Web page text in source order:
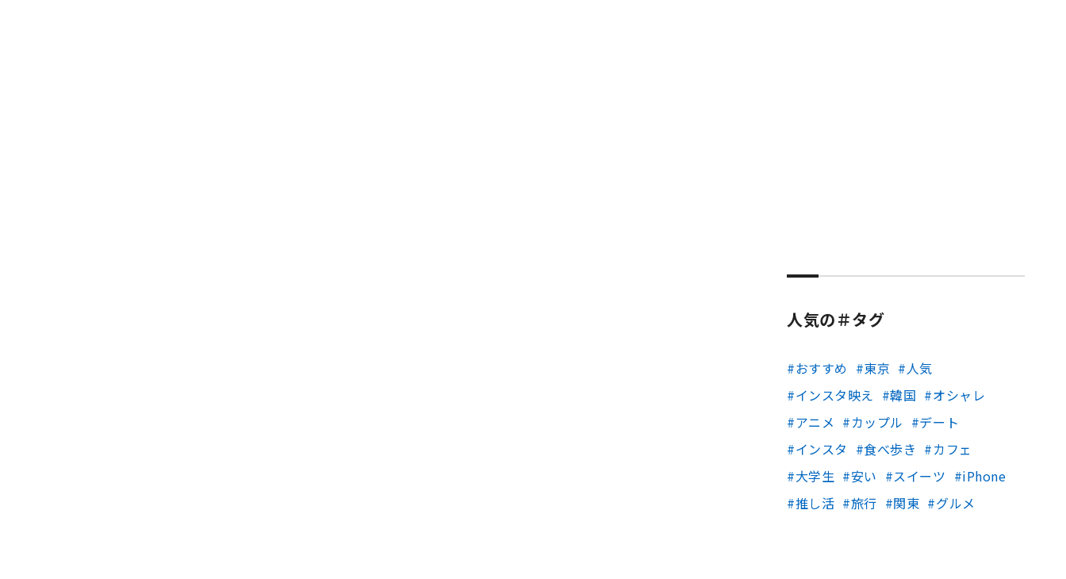
人気の＃タグ
おすすめ 東京
人気
インスタ映え
韓国
オシャレ
アニメ
カップル
デート
インスタ
食べ歩き
カフェ
大学生
安い スイーツ
iPhone
推し活
旅行 関東 グルメ